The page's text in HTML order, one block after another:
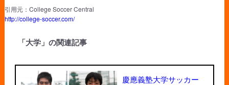
引用元：College Soccer Central
http://college-soccer.com/
「大学」の関連記事
慶應義塾大学サッカー